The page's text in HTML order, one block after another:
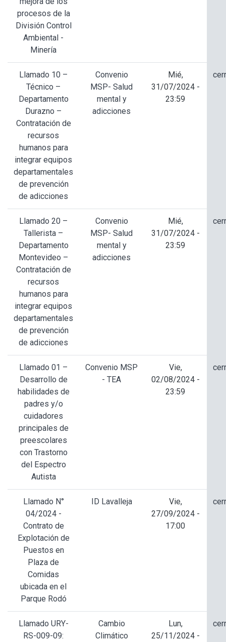
procesos de la
División Control
Ambiental -
Minería
Llamado 10 –
Técnico –
Departamento
Durazno –
Contratación de
recursos
humanos para
integrar equipos
departamentales
de prevención
de adicciones
Convenio
MSP- Salud
mental y
adicciones
Mié,
31/07/2024 -
23:59
Llamado 20 –
Tallerista –
Departamento
Montevideo –
Contratación de
recursos
humanos para
integrar equipos
departamentales
de prevención
de adicciones
Convenio
MSP- Salud
mental y
adicciones
Mié,
31/07/2024 -
23:59
Llamado 01 –
Desarrollo de
habilidades de
padres y/o
cuidadores
principales de
preescolares
con Trastorno
del Espectro
Autista
Convenio MSP
- TEA
Vie,
02/08/2024 -
23:59
Llamado N°
04/2024 -
Contrato de
Explotación de
Puestos en
Plaza de
Comidas
ubicada en el
Parque Rodó
ID Lavalleja
Vie,
27/09/2024 -
17:00
Llamado URY-
RS-009-09:
Cambio
Climático
Lun,
25/11/2024 -